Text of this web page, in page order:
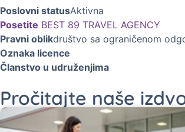
Poslovni statusAktivna
Posetite BEST 89 TRAVEL AGENCY
Pravni oblikdruštvo sa ograničenom
Oznaka licence
Članstvo u udruženjima
Pročitajte naše